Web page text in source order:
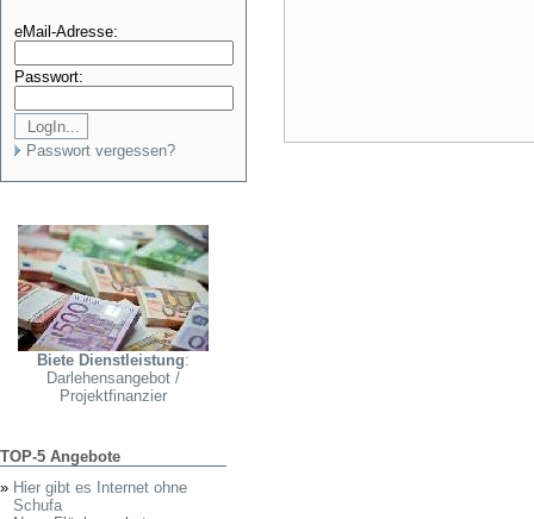
eMail-Adresse:
Passwort:
Passwort vergessen?
Biete Dienstleistung:
Darlehensangebot /
Projektfinanzier
TOP-5 Angebote
» Hier gibt es Internet ohne
Schufa